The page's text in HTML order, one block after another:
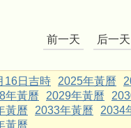
前一天 后一天
16日吉時 2025年黃曆
年黃曆 2029年黃曆
黃曆 2033年黃曆 2034
黃曆